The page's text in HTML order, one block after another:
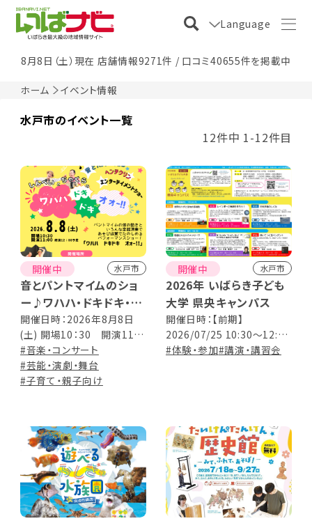
Language
8月8日（土）現在 店舗情報9271件 / 口コミ40655件を掲載中
ホーム イベント情報
水戸市のイベント一覧
12件中 1-12件目
開催中 水戸市
音とパントマイムのショ
ー♪ワハハ・ドキドキ・オ
ォー!!
開催日時：2026年8月8日
(土) 開場10：30 開演11：
00 上演時間 ：約50分
#音楽・コンサート
#芸能・演劇・舞台
#子育て・親子向け
開催中 水戸市
2026年 いばらき子ども
大学 県央キャンパス
開催日時：【前期】
2026/07/25 10:30～12:00
2026/08/08 10:30～12:00
13:30～15:00
#体験・参加#講演・講習会